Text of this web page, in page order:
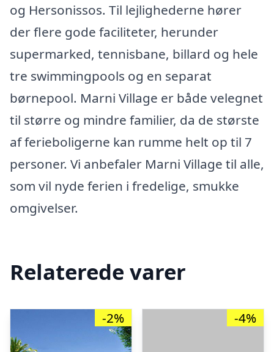
og Hersonissos. Til lejlighederne hører
der flere gode faciliteter, herunder
supermarked, tennisbane, billard og hele
tre swimmingpools og en separat
børnepool. Marni Village er både velegnet
til større og mindre familier, da de største
af ferieboligerne kan rumme helt op til 7
personer. Vi anbefaler Marni Village til alle,
som vil nyde ferien i fredelige, smukke
omgivelser.
Relaterede varer
-2% -4%